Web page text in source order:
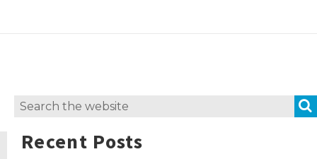
Search
Recent Posts